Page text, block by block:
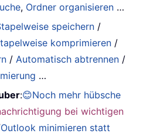
, Ordner organisieren …
speichern /
komprimieren /
/ Automatisch abtrennen /
…
:😊Noch mehr hübsche
bei wichtigen
Outlook minimieren statt